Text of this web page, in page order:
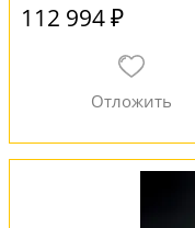
112 994 ₽